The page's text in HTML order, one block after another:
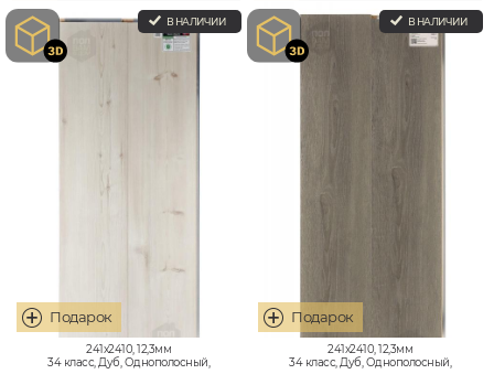
В НАЛИЧИИ
241x2410, 12,3мм
34 класс, Дуб, Однополосный,
В НАЛИЧИИ
241x2410, 12,3мм
34 класс, Дуб, Однополосный,